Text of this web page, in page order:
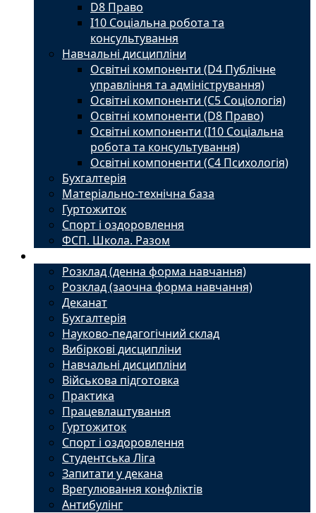
D8 Право
I10 Соціальна робота та
консультування
Навчальні дисципліни
Освітні компоненти (D4 Публічне
управління та адміністрування)
Освітні компоненти (С5 Соціологія)
Освітні компоненти (D8 Право)
Освітні компоненти (I10 Соціальна
робота та консультування)
Освітні компоненти (С4 Психологія)
Бухгалтерія
Матеріально-технічна база
Гуртожиток
Спорт і оздоровлення
ФСП. Школа. Разом
Розклад (денна форма навчання)
Розклад (заочна форма навчання)
Деканат
Бухгалтерія
Науково-педагогічний склад
Вибіркові дисципліни
Навчальні дисципліни
Військова підготовка
Практика
Працевлаштування
Гуртожиток
Спорт і оздоровлення
Студентська Ліга
Запитати у декана
Врегулювання конфліктів
Антибулінг